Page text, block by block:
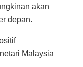
akan
depan.
Malaysia